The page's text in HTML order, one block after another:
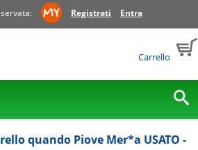
Registrati Entra
Carrello
quando Piove Mer*a USATO -